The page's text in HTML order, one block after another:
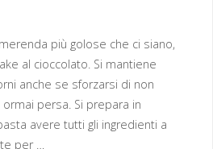
più golose che ci siano,
al cioccolato. Si mantiene
anche se sforzarsi di non
persa. Si prepara in
avere tutti gli ingredienti a
per …